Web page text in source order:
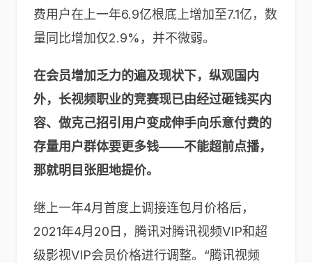
费用户在上一年6.9亿根底上增加至7.1亿，数
量同比增加仅2.9%，并不微弱。
在会员增加乏力的遍及现状下，纵观国内
外，长视频职业的竞赛现已由经过砸钱买内
容、做克己招引用户变成伸手向乐意付费的
存量用户群体要更多钱——不能超前点播，
那就明目张胆地提价。
继上一年4月首度上调接连包月价格后，
2021年4月20日，腾讯对腾讯视频VIP和超
级影视VIP会员价格进行调整。“腾讯视频